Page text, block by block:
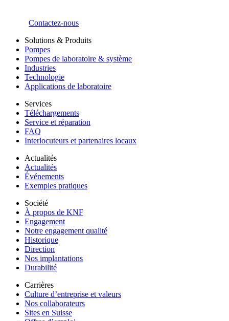
Contactez-nous
Solutions & Produits
Pompes
Pompes de laboratoire & système
Industries
Technologie
Applications de laboratoire
Services
Téléchargements
Service et réparation
FAQ
Interlocuteurs et partenaires locaux
Actualités
Actualités
Événements
Exemples pratiques
Société
À propos de KNF
Engagement
Notre engagement qualité
Historique
Direction
Nos implantations
Durabilité
Carrières
Culture d’entreprise et valeurs
Nos collaborateurs
Sites en Suisse